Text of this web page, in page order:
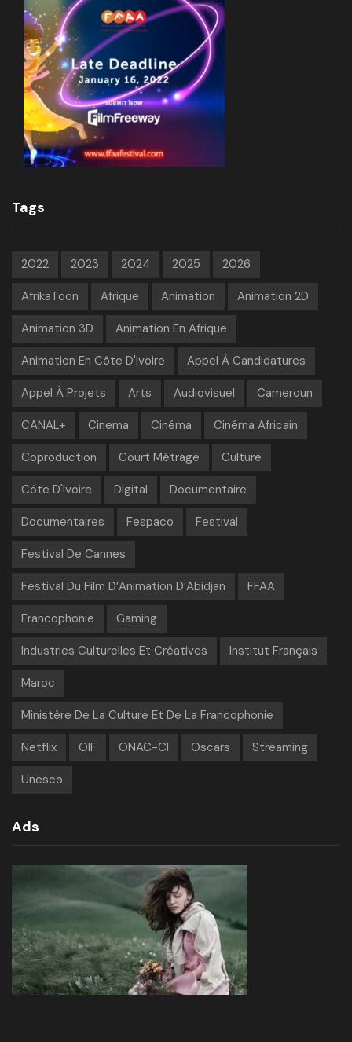
Tags
2022 2023 2024 2025 2026
AfrikaToon Afrique Animation Animation 2D
Animation 3D Animation En Afrique
Animation En Côte D'Ivoire Appel À Candidatures
Appel À Projets Arts Audiovisuel Cameroun
CANAL+ Cinema Cinéma Cinéma Africain
Coproduction Court Métrage Culture
Côte D'Ivoire Digital Documentaire
Documentaires Fespaco Festival
Festival De Cannes
Festival Du Film D’Animation D’Abidjan FFAA
Francophonie Gaming
Industries Culturelles Et Créatives Institut Français
Maroc
Ministère De La Culture Et De La Francophonie
Netflix OIF ONAC-CI Oscars Streaming
Unesco
Ads